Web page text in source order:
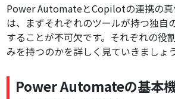
Power AutomateとCopilotの連携の真
は、まずそれぞれのツールが持つ独自
することが不可欠です。それぞれの役
みを持つのかを詳しく見ていきましょう
Power Automateの基本